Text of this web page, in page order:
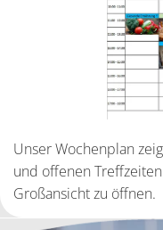
Unser Wochenplan
und offenen
Großansicht zu öffnen.